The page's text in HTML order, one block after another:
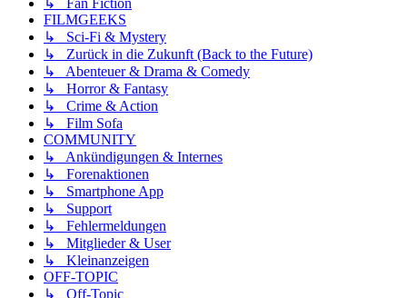
FILMGEEKS
↳ Sci-Fi & Mystery
↳ Zurück in die Zukunft (Back to the Future)
↳ Abenteuer & Drama & Comedy
↳ Horror & Fantasy
↳ Crime & Action
↳ Film Sofa
COMMUNITY
↳ Ankündigungen & Internes
↳ Forenaktionen
↳ Smartphone App
↳ Support
↳ Fehlermeldungen
↳ Mitglieder & User
↳ Kleinanzeigen
OFF-TOPIC
↳ Off-Topic